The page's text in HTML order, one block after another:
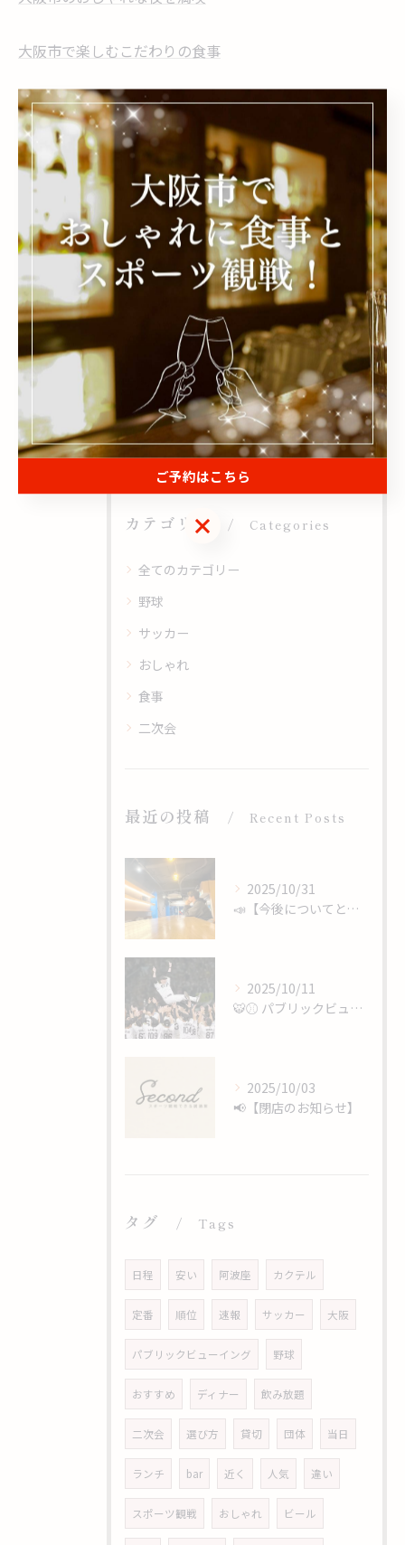
大阪市で楽しむこだわりの食事
--------------------------------------------------------------------
--
おしゃれ 食事
< 前のページ 一覧に戻る 次のページ >
関連タグ
#阿波座 #居酒屋 #スポーツ観戦
カテゴリー Categories
全てのカテゴリー
野球
サッカー
おしゃれ
食事
二次会
最近の投稿 Recent Posts
2025/10/31
📣【今後についてと、心からのありがとうを】
2025/10/11
🐯⚾️ パブリックビューイング開催 ⚾️🐯
2025/10/03
📢【閉店のお知らせ】
タグ Tags
日程 安い 阿波座 カクテル
定番 順位 速報 サッカー 大阪
パブリックビューイング 野球
おすすめ ディナー 飲み放題
二次会 選び方 貸切 団体 当日
ランチ bar 近く 人気 違い
スポーツ観戦 おしゃれ ビール
ご予約はこちら
ご予約はこちら